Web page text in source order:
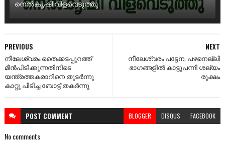
നെൽകൃഷി വിളവെടുത്തു
NEXT
നീലേശ്വരം പട്ടേന, പഴനെല്ലി
ഭാഗങ്ങളിൽ കാട്ടുപന്നി ശല്യം
രൂക്ഷം
PREVIOUS
നീലേശ്വരം തൈക്കടപ്പുറത്ത്‌
മീന്‍പിടിക്കുന്നതിനിടെ
യന്ത്രത്തകരാറിനെ തുടര്‍ന്നു
കാറ്റു പിടിച്ച ബോട്ട്‌ തകര്‍ന്നു
POST COMMENT BLOGGER DISQUS FACEBOOK
No comments